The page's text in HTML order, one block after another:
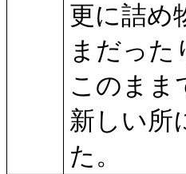
更に詰め
まだった
このまま
新しい所
た。